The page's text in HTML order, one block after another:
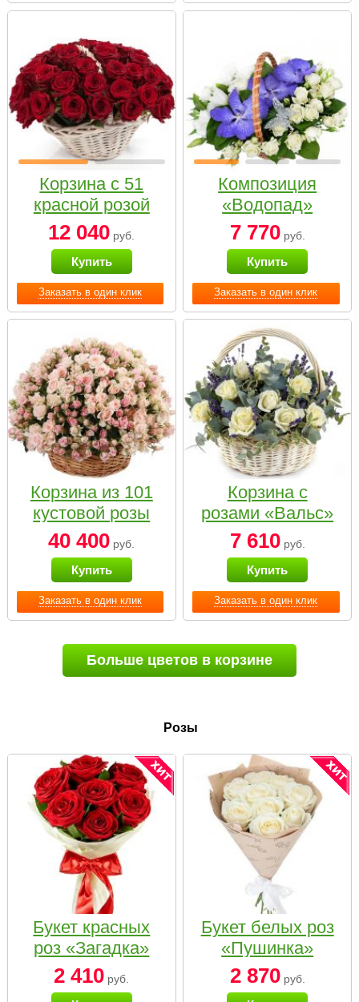
Заказать в один клик
Корзина с 51
красной розой
12 040 руб.
Купить
Заказать в один клик
Композиция
«Водопад»
7 770руб.
Купить
Заказать в один клик
Корзина из 101
кустовой розы
нежных тонов
40 400 руб.
Купить
Заказать в один клик
Корзина с
розами «Вальс»
7 610руб.
Купить
Больше цветов в корзине
Розы
Букет красных
роз «Загадка»
2 410 руб.
Букет белых роз
«Пушинка»
2 870руб.